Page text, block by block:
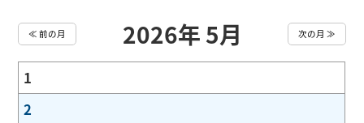
≪ 前の月 2026年 5月 次の月 ≫
1
2